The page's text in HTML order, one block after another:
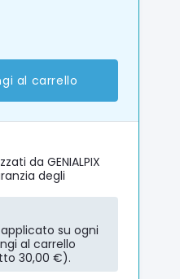
al carrello
da GENIALPIX
degli
su ogni
al carrello
30,00 €).